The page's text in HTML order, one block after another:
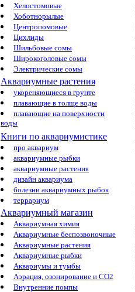
Хелостомовые
Хоботнорылые
Центропомовые
Цихлиды
Шильбовые сомы
Широкоголовые сомы
Электрические сомы
Аквариумные растения
укореняющиеся в грунте
плавающие в толще воды
плавающие на поверхности
воды
Книги по аквариумистике
про аквариум
аквариумные рыбки
аквариумные растения
дизайн аквариума
болезни аквариумных рыбок
террариум
Аквариумный магазин
Аквариумная химия
Аквариумные беспозвоночные
Аквариумные растения
Аквариумные рыбки
Аквариумы и тумбы
Аэрация, озонирование и CO2
Внутренние помпы